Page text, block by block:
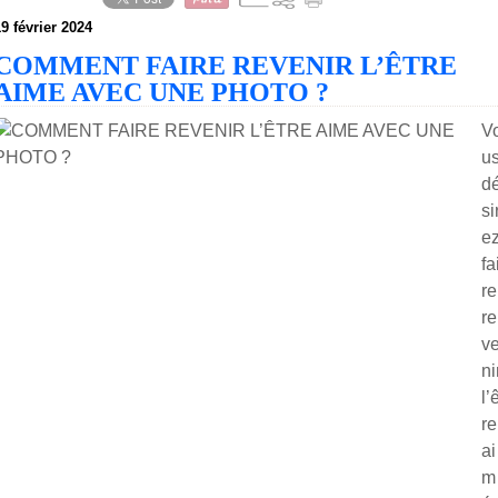
février 2024
FAIRE REVENIR L’ÊTRE
AVEC UNE PHOTO ?
ez
fai
re
re
re
ai
m